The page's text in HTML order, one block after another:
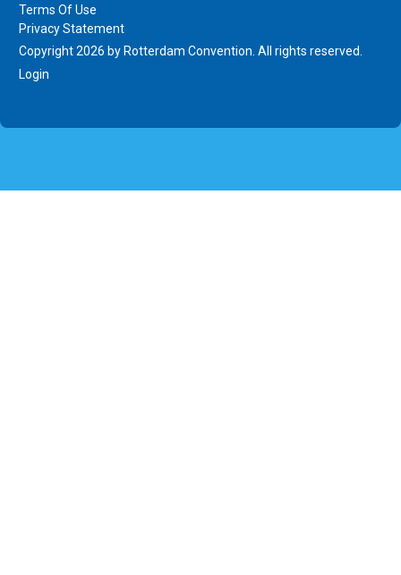
Terms Of Use
Privacy Statement
Copyright 2026 by Rotterdam Convention. All rights reserved.
Login